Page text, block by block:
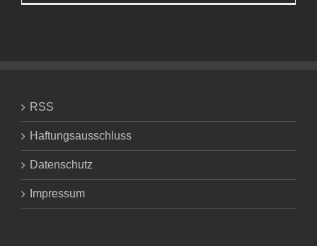
RSS
Haftungsausschluss
Datenschutz
Impressum